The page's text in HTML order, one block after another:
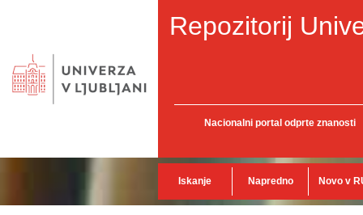
Repozitorij
Nacionalni portal odprte znanosti
Iskanje Napredno Novo v